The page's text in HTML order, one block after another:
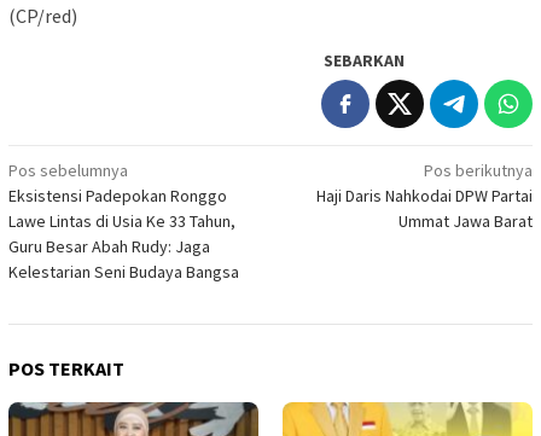
(CP/red)
SEBARKAN
Navigasi
pos
Pos sebelumnya
Eksistensi Padepokan Ronggo
Lawe Lintas di Usia Ke 33 Tahun,
Guru Besar Abah Rudy: Jaga
Kelestarian Seni Budaya Bangsa
Pos berikutnya
Haji Daris Nahkodai DPW Partai
Ummat Jawa Barat
POS TERKAIT